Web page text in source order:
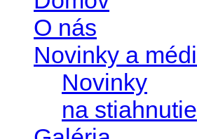
O nás
Novinky a
Novinky
na stiahnutie